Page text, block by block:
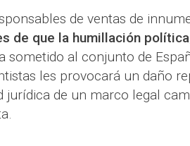
de ventas de
de que la humillación política
sometido al conjunto de
les provocará un daño
jurídica de un marco legal